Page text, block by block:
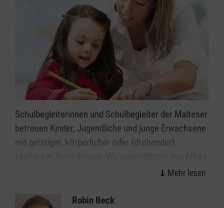
Schulbegleiterinnen und Schulbegleiter der Malteser
betreuen Kinder, Jugendliche und junge Erwachsene
mit geistiger, körperlicher oder (drohender)
in Schulen, Kindergärten und Kitas in Heppenheim,
möglichst selbstständig meistern können.
Robin Beck